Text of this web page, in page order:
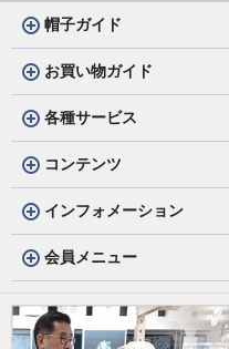
帽子ガイド
お買い物ガイド
各種サービス
コンテンツ
インフォメーション
会員メニュー